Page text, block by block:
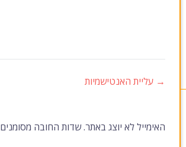
ניווט
ברשומות
→ עליית האנטישמיות
האימייל לא יוצג באתר.שדות החובה מסומנים